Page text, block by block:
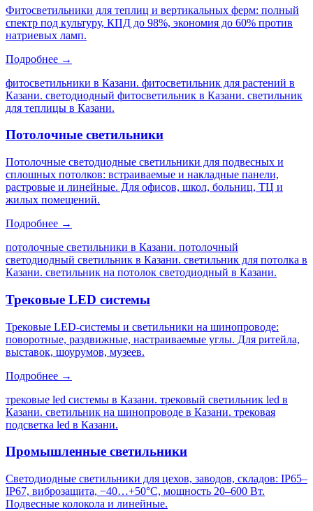
Фитосветильники для теплиц и вертикальных ферм: полный
спектр под культуру, КПД до 98%, экономия до 60% против
натриевых ламп.
Подробнее →
фитосветильники в Казани. фитосветильник для растений в
Казани. светодиодный фитосветильник в Казани. светильник
для теплицы в Казани.
Потолочные светильники
Потолочные светодиодные светильники для подвесных и
сплошных потолков: встраиваемые и накладные панели,
растровые и линейные. Для офисов, школ, больниц, ТЦ и
жилых помещений.
Подробнее →
потолочные светильники в Казани. потолочный
светодиодный светильник в Казани. светильник для потолка в
Казани. светильник на потолок светодиодный в Казани.
Трековые LED системы
Трековые LED-системы и светильники на шинопроводе:
поворотные, раздвижные, настраиваемые углы. Для ритейла,
выставок, шоурумов, музеев.
Подробнее →
трековые led системы в Казани. трековый светильник led в
Казани. светильник на шинопроводе в Казани. трековая
подсветка led в Казани.
Промышленные светильники
Светодиодные светильники для цехов, заводов, складов: IP65–
IP67, виброзащита, −40…+50°C, мощность 20–600 Вт.
Подвесные колокола и линейные.